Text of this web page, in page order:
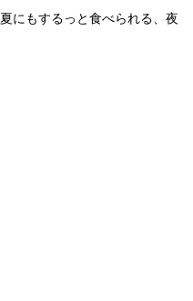
にもするっと食べられる、夜